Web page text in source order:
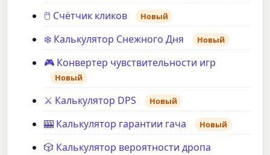
🖱️ Счётчик кликов Новый
❄️ Калькулятор Снежного Дня Новый
🎮 Конвертер чувствительности игр
Новый
⚔️ Калькулятор DPS Новый
🎰 Калькулятор гарантии гача Новый
🎲 Калькулятор вероятности дропа